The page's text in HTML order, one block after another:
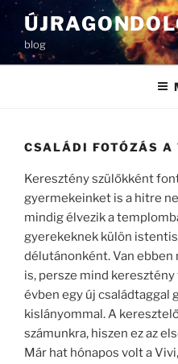
Tartalomhoz
blog
CSALÁDI FOTÓZÁS A
Keresztény szülőkként
gyermekeinket is a hitre
mindig élvezik a
gyerekeknek külön
délutánonként. Van ebben
is, persze mind
évben egy új családtaggal
kislányommal. A
számunkra, hiszen ez az
Már hat hónapos volt a